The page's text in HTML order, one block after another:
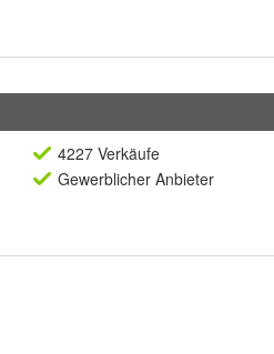
4227 Verkäufe
Gewerblicher Anbieter